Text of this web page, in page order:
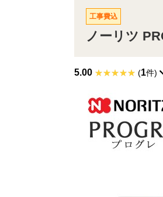
工事費込
ノーリツ
5.00 (1件)